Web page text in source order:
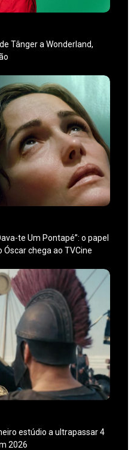
Tânger a Wonderland,
te Um Pontapé”: o papel
Óscar chega ao TVCine
estúdio a ultrapassar 4
2026